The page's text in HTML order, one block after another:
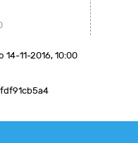
11-2016, 10:00